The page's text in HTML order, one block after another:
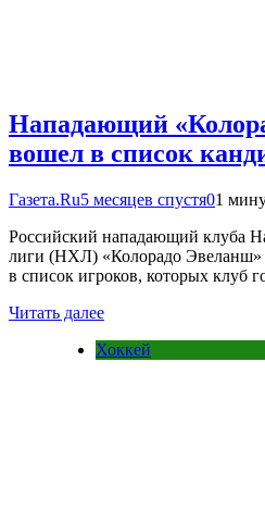
Нападающий
вошел в список
Газета.Ru5 месяцев спустя01
Российский нападающий клуба
лиги (НХЛ) «Колорадо
в список игроков, которых клуб
Читать далее
Хоккей